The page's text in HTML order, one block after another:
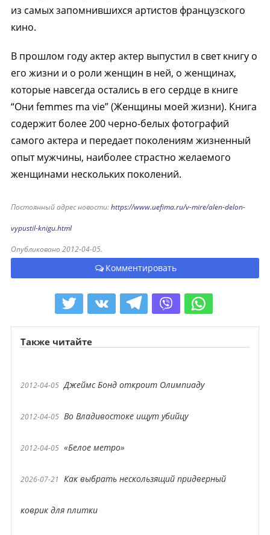
из самых запомнившихся артистов французского
кино.
В прошлом году актер актер выпустил в свет книгу о
его жизни и о роли женщин в ней, о женщинах,
которые навсегда остались в его сердце в книге
“Они femmes ma vie” (Женщины моей жизни). Книга
содержит более 200 черно-белых фотографий
самого актера и передает поколениям жизненный
опыт мужчины, наиболее страстно желаемого
женщинами нескольких поколений.
Постоянный адрес новости:https://www.uefima.ru/v-mire/alen-delon-
vypustil-knigu.html
Опубликовано 2012-04-05.
Комментировать
Также читайте
2012-04-05 Джеймс Бонд откроит Олимпиаду
2012-04-05 Во Владивостоке ищут убийцу
2012-04-05 «Белое метро»
2026-07-21 Как выбрать нескользящий придверный
коврик для плитки